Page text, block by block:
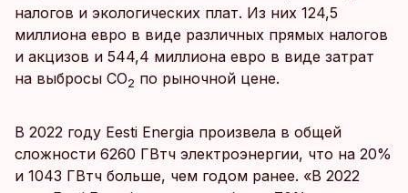
налогов и экологических плат. Из них 124,5
миллиона евро в виде различных прямых налогов
и акцизов и 544,4 миллиона евро в виде затрат
на выбросы CO2 по рыночной цене.
В 2022 году Eesti Energia произвела в общей
сложности 6260 ГВтч электроэнергии, что на 20%
и 1043 ГВтч больше, чем годом ранее. «В 2022